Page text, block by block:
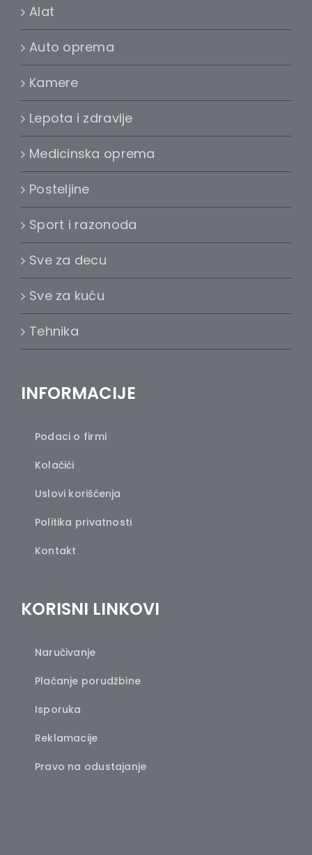
Alat
Auto oprema
Kamere
Lepota i zdravlje
Medicinska oprema
Posteljine
Sport i razonoda
Sve za decu
Sve za kuću
Tehnika
INFORMACIJE
Podaci o firmi
Kolačići
Uslovi korišćenja
Politika privatnosti
Kontakt
KORISNI LINKOVI
Naručivanje
Plaćanje porudžbine
Isporuka
Reklamacije
Pravo na odustajanje